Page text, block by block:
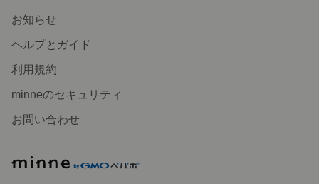
お知らせ
ヘルプとガイド
利用規約
minneのセキュリティ
お問い合わせ